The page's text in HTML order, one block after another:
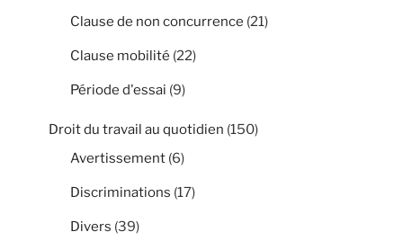
Clause de non concurrence (21)
Clause mobilité (22)
Période d'essai (9)
Droit du travail au quotidien (150)
Avertissement (6)
Discriminations (17)
Divers (39)